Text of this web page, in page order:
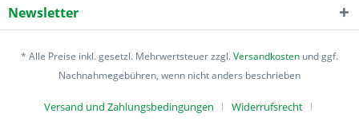
Newsletter
* Alle Preise inkl. gesetzl. Mehrwertsteuer zzgl.Versandkosten und ggf.
Nachnahmegebühren, wenn nicht anders beschrieben
Versand und Zahlungsbedingungen Widerrufsrecht